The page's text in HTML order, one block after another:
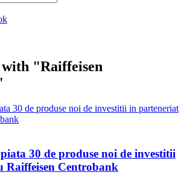
with "Raiffeisen
30 de produse noi de investitii
Raiffeisen Centrobank